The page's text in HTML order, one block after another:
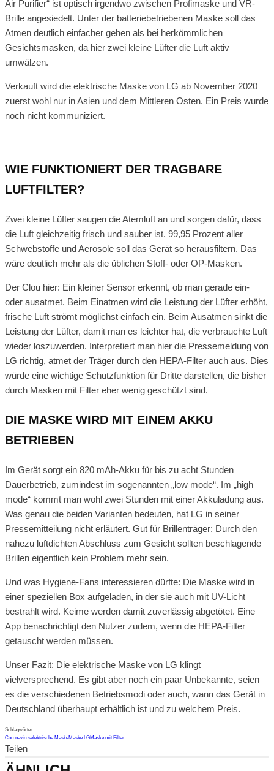
Air Purifier“ ist optisch irgendwo zwischen Profimaske und VR-
Brille angesiedelt. Unter der batteriebetriebenen Maske soll das
Atmen deutlich einfacher gehen als bei herkömmlichen
Gesichtsmasken, da hier zwei kleine Lüfter die Luft aktiv
umwälzen.
Verkauft wird die elektrische Maske von LG ab November 2020
zuerst wohl nur in Asien und dem Mittleren Osten. Ein Preis wurde
noch nicht kommuniziert.
WIE FUNKTIONIERT DER TRAGBARE
LUFTFILTER?
Zwei kleine Lüfter saugen die Atemluft an und sorgen dafür, dass
die Luft gleichzeitig frisch und sauber ist. 99,95 Prozent aller
Schwebstoffe und Aerosole soll das Gerät so herausfiltern. Das
wäre deutlich mehr als die üblichen Stoff- oder OP-Masken.
Der Clou hier: Ein kleiner Sensor erkennt, ob man gerade ein-
oder ausatmet. Beim Einatmen wird die Leistung der Lüfter erhöht,
frische Luft strömt möglichst einfach ein. Beim Ausatmen sinkt die
Leistung der Lüfter, damit man es leichter hat, die verbrauchte Luft
wieder loszuwerden. Interpretiert man hier die Pressemeldung von
LG richtig, atmet der Träger durch den HEPA-Filter auch aus. Dies
würde eine wichtige Schutzfunktion für Dritte darstellen, die bisher
durch Masken mit Filter eher wenig geschützt sind.
DIE MASKE WIRD MIT EINEM AKKU
BETRIEBEN
Im Gerät sorgt ein 820 mAh-Akku für bis zu acht Stunden
Dauerbetrieb, zumindest im sogenannten „low mode“. Im „high
mode“ kommt man wohl zwei Stunden mit einer Akkuladung aus.
Was genau die beiden Varianten bedeuten, hat LG in seiner
Pressemitteilung nicht erläutert. Gut für Brillenträger: Durch den
nahezu luftdichten Abschluss zum Gesicht sollten beschlagende
Brillen eigentlich kein Problem mehr sein.
Und was Hygiene-Fans interessieren dürfte: Die Maske wird in
einer speziellen Box aufgeladen, in der sie auch mit UV-Licht
bestrahlt wird. Keime werden damit zuverlässig abgetötet. Eine
App benachrichtigt den Nutzer zudem, wenn die HEPA-Filter
getauscht werden müssen.
Unser Fazit: Die elektrische Maske von LG klingt
vielversprechend. Es gibt aber noch ein paar Unbekannte, seien
es die verschiedenen Betriebsmodi oder auch, wann das Gerät in
Deutschland überhaupt erhältlich ist und zu welchem Preis.
Schlagwörter
Coronaviruselektrische MaskeMaske LGMaske mit Filter
Teilen